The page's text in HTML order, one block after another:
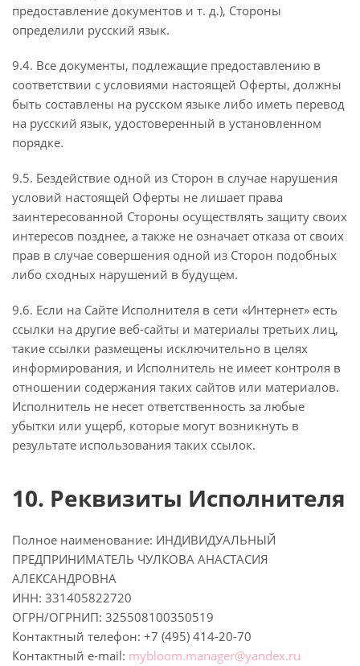
предоставление документов и т. д.), Стороны
определили русский язык.
9.4. Все документы, подлежащие предоставлению в
соответствии с условиями настоящей Оферты, должны
быть составлены на русском языке либо иметь перевод
на русский язык, удостоверенный в установленном
порядке.
9.5. Бездействие одной из Сторон в случае нарушения
условий настоящей Оферты не лишает права
заинтересованной Стороны осуществлять защиту своих
интересов позднее, а также не означает отказа от своих
прав в случае совершения одной из Сторон подобных
либо сходных нарушений в будущем.
9.6. Если на Сайте Исполнителя в сети «Интернет» есть
ссылки на другие веб-сайты и материалы третьих лиц,
такие ссылки размещены исключительно в целях
информирования, и Исполнитель не имеет контроля в
отношении содержания таких сайтов или материалов.
Исполнитель не несет ответственность за любые
убытки или ущерб, которые могут возникнуть в
результате использования таких ссылок.
10. Реквизиты Исполнителя
Полное наименование: ИНДИВИДУАЛЬНЫЙ
ПРЕДПРИНИМАТЕЛЬ ЧУЛКОВА АНАСТАСИЯ
АЛЕКСАНДРОВНА
ИНН: 331405822720
ОГРН/ОГРНИП: 325508100350519
Контактный телефон: +7 (495) 414-20-70
Контактный e-mail: mybloom.manager@yandex.ru